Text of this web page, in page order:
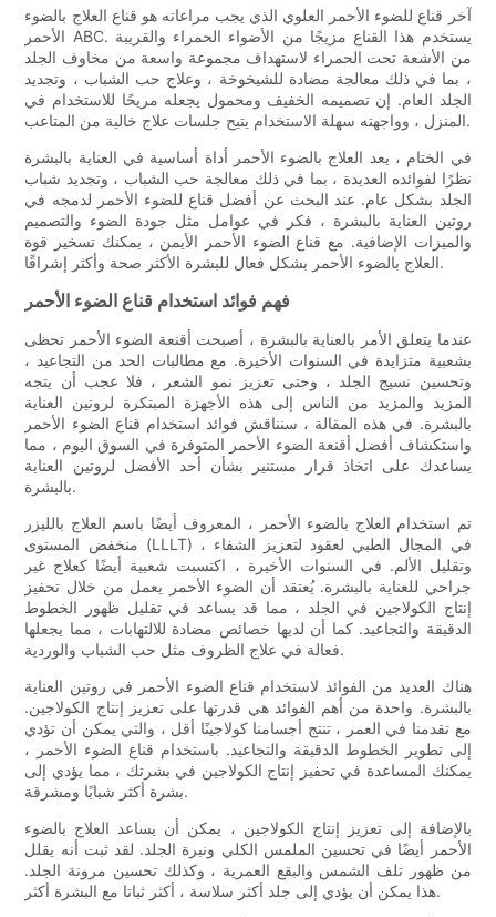
آخر قناع للضوء الأحمر العلوي الذي يجب مراعاته هو قناع العلاج بالضوء
الأحمر ABC. يستخدم هذا القناع مزيجًا من الأضواء الحمراء والقريبة
من الأشعة تحت الحمراء لاستهداف مجموعة واسعة من مخاوف الجلد
، بما في ذلك معالجة مضادة للشيخوخة ، وعلاج حب الشباب ، وتجديد
الجلد العام. إن تصميمه الخفيف ومحمول يجعله مريحًا للاستخدام في
المنزل ، وواجهته سهلة الاستخدام يتيح جلسات علاج خالية من المتاعب.
في الختام ، يعد العلاج بالضوء الأحمر أداة أساسية في العناية بالبشرة
نظرًا لفوائده العديدة ، بما في ذلك معالجة حب الشباب ، وتجديد شباب
الجلد بشكل عام. عند البحث عن أفضل قناع للضوء الأحمر لدمجه في
روتين العناية بالبشرة ، فكر في عوامل مثل جودة الضوء والتصميم
والميزات الإضافية. مع قناع الضوء الأحمر الأيمن ، يمكنك تسخير قوة
العلاج بالضوء الأحمر بشكل فعال للبشرة الأكثر صحة وأكثر إشراقًا.
فهم فوائد استخدام قناع الضوء الأحمر
عندما يتعلق الأمر بالعناية بالبشرة ، أصبحت أقنعة الضوء الأحمر تحظى
بشعبية متزايدة في السنوات الأخيرة. مع مطالبات الحد من التجاعيد ،
وتحسين نسيج الجلد ، وحتى تعزيز نمو الشعر ، فلا عجب أن يتجه
المزيد والمزيد من الناس إلى هذه الأجهزة المبتكرة لروتين العناية
بالبشرة. في هذه المقالة ، سنناقش فوائد استخدام قناع الضوء الأحمر
واستكشاف أفضل أقنعة الضوء الأحمر المتوفرة في السوق اليوم ، مما
يساعدك على اتخاذ قرار مستنير بشأن أحد الأفضل لروتين العناية
بالبشرة.
تم استخدام العلاج بالضوء الأحمر ، المعروف أيضًا باسم العلاج بالليزر
منخفض المستوى (LLLT) ، في المجال الطبي لعقود لتعزيز الشفاء
وتقليل الألم. في السنوات الأخيرة ، اكتسبت شعبية أيضًا كعلاج غير
جراحي للعناية بالبشرة. يُعتقد أن الضوء الأحمر يعمل من خلال تحفيز
إنتاج الكولاجين في الجلد ، مما قد يساعد في تقليل ظهور الخطوط
الدقيقة والتجاعيد. كما أن لديها خصائص مضادة للالتهابات ، مما يجعلها
فعالة في علاج الظروف مثل حب الشباب والوردية.
هناك العديد من الفوائد لاستخدام قناع الضوء الأحمر في روتين العناية
بالبشرة. واحدة من أهم الفوائد هي قدرتها على تعزيز إنتاج الكولاجين.
مع تقدمنا ​​في العمر ، تنتج أجسامنا كولاجينًا أقل ، والتي يمكن أن تؤدي
إلى تطوير الخطوط الدقيقة والتجاعيد. باستخدام قناع الضوء الأحمر ،
يمكنك المساعدة في تحفيز إنتاج الكولاجين في بشرتك ، مما يؤدي إلى
بشرة أكثر شبابًا ومشرقة.
بالإضافة إلى تعزيز إنتاج الكولاجين ، يمكن أن يساعد العلاج بالضوء
الأحمر أيضًا في تحسين الملمس الكلي ونبرة الجلد. لقد ثبت أنه يقلل
من ظهور تلف الشمس والبقع العمرية ، وكذلك تحسين مرونة الجلد.
هذا يمكن أن يؤدي إلى جلد أكثر سلاسة ، أكثر ثباتا مع البشرة أكثر.